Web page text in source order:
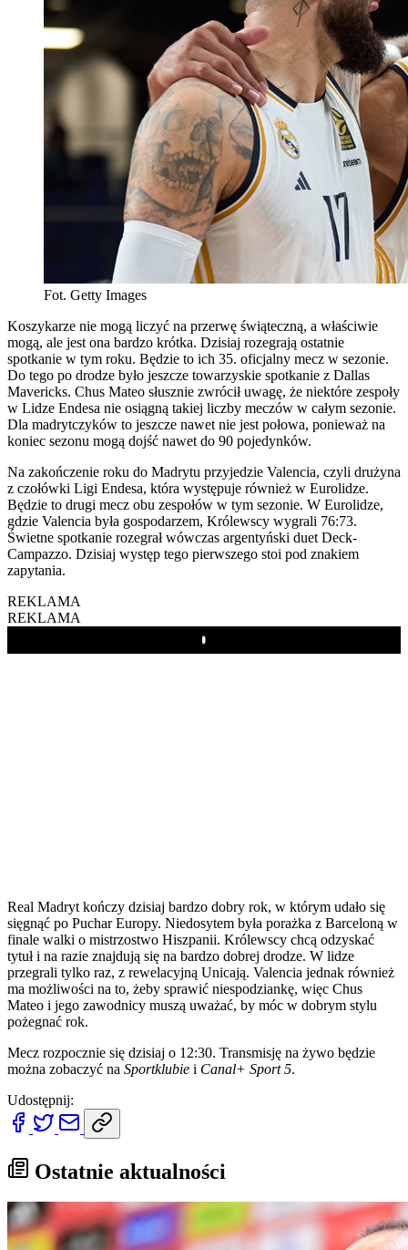
Fot. Getty Images
Koszykarze nie mogą liczyć na przerwę świąteczną, a właściwie
mogą, ale jest ona bardzo krótka. Dzisiaj rozegrają ostatnie
spotkanie w tym roku. Będzie to ich 35. oficjalny mecz w sezonie.
Do tego po drodze było jeszcze towarzyskie spotkanie z Dallas
Mavericks. Chus Mateo słusznie zwrócił uwagę, że niektóre zespoły
w Lidze Endesa nie osiągną takiej liczby meczów w całym sezonie.
Dla madrytczyków to jeszcze nawet nie jest połowa, ponieważ na
koniec sezonu mogą dojść nawet do 90 pojedynków.
Na zakończenie roku do Madrytu przyjedzie Valencia, czyli drużyna
z czołówki Ligi Endesa, która występuje również w Eurolidze.
Będzie to drugi mecz obu zespołów w tym sezonie. W Eurolidze,
gdzie Valencia była gospodarzem, Królewscy wygrali 76:73.
Świetne spotkanie rozegrał wówczas argentyński duet Deck-
Campazzo. Dzisiaj występ tego pierwszego stoi pod znakiem
zapytania.
REKLAMA
REKLAMA
Play
Real Madryt kończy dzisiaj bardzo dobry rok, w którym udało się
sięgnąć po Puchar Europy. Niedosytem była porażka z Barceloną w
finale walki o mistrzostwo Hiszpanii. Królewscy chcą odzyskać
tytuł i na razie znajdują się na bardzo dobrej drodze. W lidze
przegrali tylko raz, z rewelacyjną Unicają. Valencia jednak również
ma możliwości na to, żeby sprawić niespodziankę, więc Chus
Mateo i jego zawodnicy muszą uważać, by móc w dobrym stylu
pożegnać rok.
Mecz rozpocznie się dzisiaj o 12:30. Transmisję na żywo będzie
można zobaczyć na Sportklubie i Canal+ Sport 5.
Udostępnij:
Ostatnie aktualności